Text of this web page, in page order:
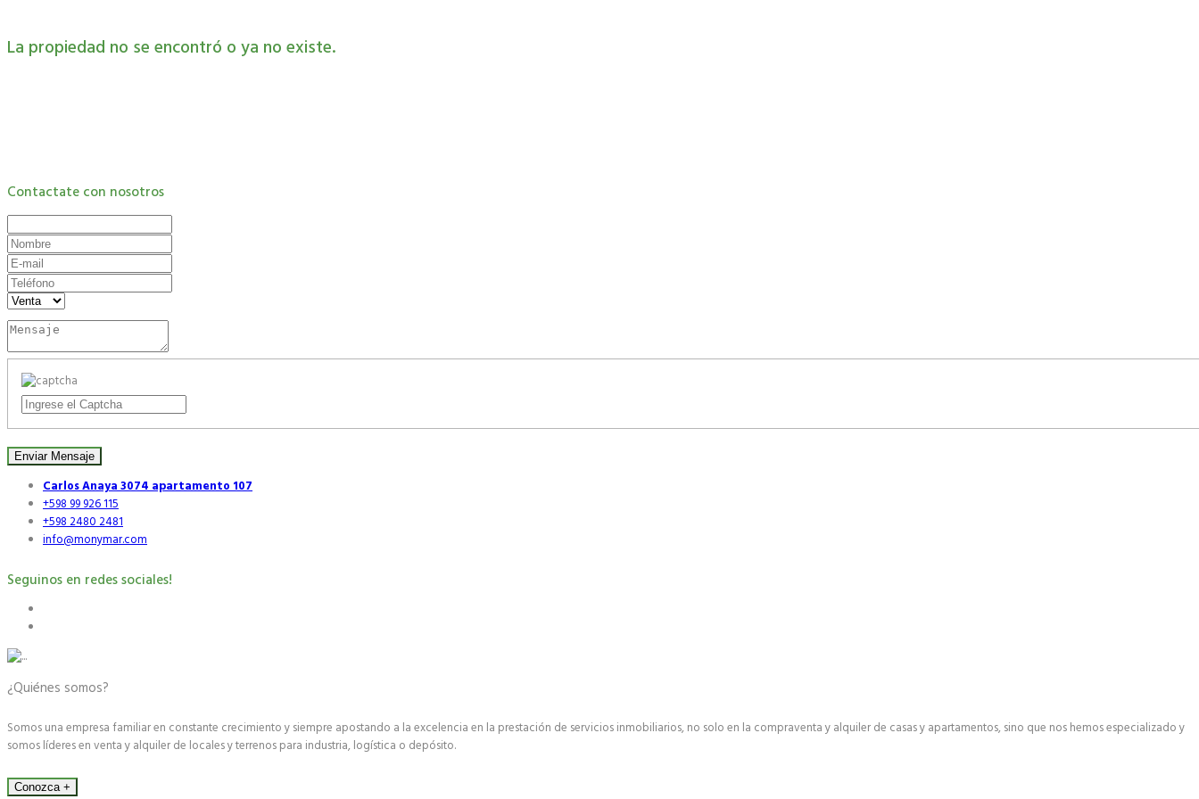
La propiedad no se encontró o ya no existe.
Contactate con nosotros
Enviar Mensaje
Carlos Anaya 3074 apartamento 107
+598 99 926 115
+598 2480 2481
info@monymar.com
Seguinos en redes sociales!
¿Quiénes somos?
Somos una empresa familiar en constante crecimiento y siempre apostando a la excelencia en la prestación de servicios inmobiliarios, no solo en la compraventa y alquiler de casas y apartamentos, sino que nos hemos especializado y
somos líderes en venta y alquiler de locales y terrenos para industria, logística o depósito.
Conozca +